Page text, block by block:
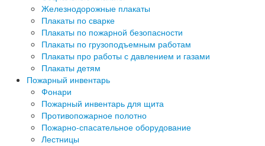
Железнодорожные плакаты
Плакаты по сварке
Плакаты по пожарной безопасности
Плакаты по грузоподъемным работам
Плакаты про работы с давлением и газами
Плакаты детям
Пожарный инвентарь
Фонари
Пожарный инвентарь для щита
Противопожарное полотно
Пожарно-спасательное оборудование
Лестницы